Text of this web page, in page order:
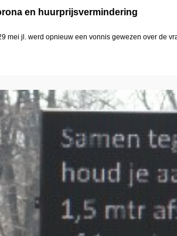
en huurprijsvermindering
mei jl. werd opnieuw een vonnis gewezen over de